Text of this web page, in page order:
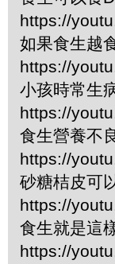
https://
如果食生越
https://
小孩時常生
https://
食生營養不
https://
砂糖桔皮可
https://
食生就是這
https://